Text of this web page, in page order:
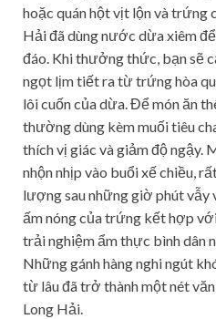
hoặc quán hột vịt lộn và trứng
Hải đã dùng nước dừa xiêm
đáo. Khi thưởng thức, bạn sẽ
ngọt lịm tiết ra từ trứng hòa
lôi cuốn của dừa. Để món ăn
thường dùng kèm muối tiêu
thích vị giác và giảm độ ngậy.
nhộn nhịp vào buổi xế chiều,
lượng sau những giờ phút
ấm nóng của trứng kết hợp
trải nghiệm ẩm thực bình dân
Những gánh hàng nghi ngút
từ lâu đã trở thành một nét
Long Hải.